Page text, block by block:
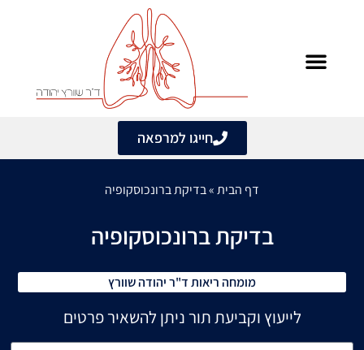
חייגו למרפאה
דף הבית»בדיקת ברונכוסקופיה
בדיקת ברונכוסקופיה
מומחה ריאות ד"ר יהודה שוורץ
לייעוץ וקביעת תור ניתן להשאיר פרטים